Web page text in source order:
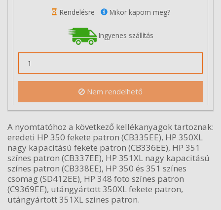
Rendelésre Mikor kapom meg?
Ingyenes szállítás
Nem rendelhető
A nyomtatóhoz a következő kellékanyagok tartoznak:
eredeti HP 350 fekete patron (CB335EE), HP 350XL
nagy kapacitású fekete patron (CB336EE), HP 351
színes patron (CB337EE), HP 351XL nagy kapacitású
színes patron (CB338EE), HP 350 és 351 színes
csomag (SD412EE), HP 348 foto színes patron
(C9369EE), utángyártott 350XL fekete patron,
utángyártott 351XL színes patron.